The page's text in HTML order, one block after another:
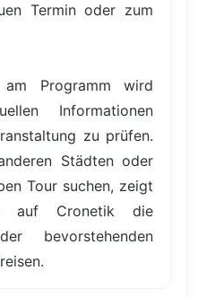
Termin oder zum
Programm wird
Informationen
zu prüfen.
Städten oder
Tour suchen, zeigt
auf Cronetik die
bevorstehenden